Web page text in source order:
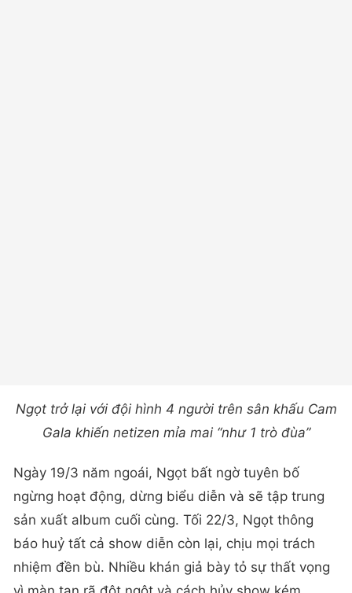
Ngọt trở lại với đội hình 4 người trên sân khấu Cam
Gala khiến netizen mỉa mai “như 1 trò đùa”
Ngày 19/3 năm ngoái, Ngọt bất ngờ tuyên bố
ngừng hoạt động, dừng biểu diễn và sẽ tập trung
sản xuất album cuối cùng. Tối 22/3, Ngọt thông
báo huỷ tất cả show diễn còn lại, chịu mọi trách
nhiệm đền bù. Nhiều khán giả bày tỏ sự thất vọng